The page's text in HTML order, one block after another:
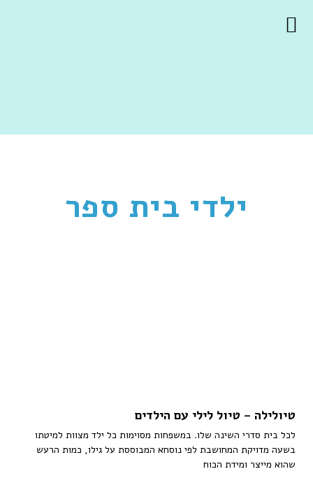
ילדי בית ספר
טיולילה – טיול לילי עם הילדים
לכל בית סדרי השינה שלו. במשפחות מסוימות כל ילד מצוות למיטתו
בשעה מדויקת המחושבת לפי נוסחא המבוססת על גילו, כמות הרעש
שהוא מייצר ומידת הכוח